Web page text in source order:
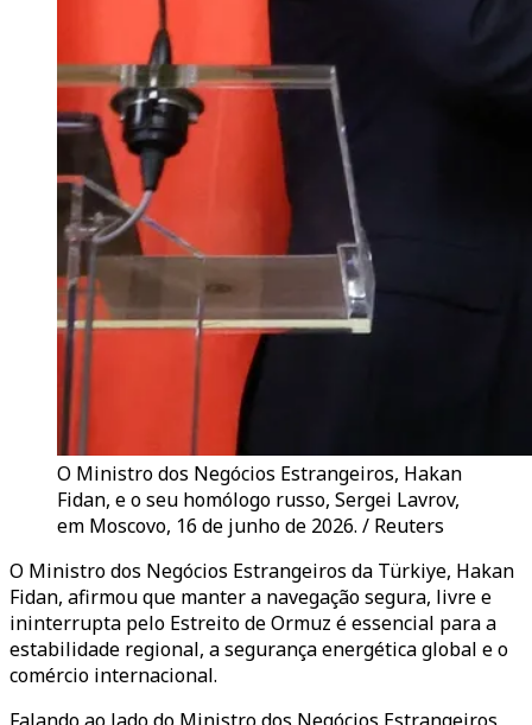
O Ministro dos Negócios Estrangeiros, Hakan
Fidan, e o seu homólogo russo, Sergei Lavrov,
em Moscovo, 16 de junho de 2026. / Reuters
O Ministro dos Negócios Estrangeiros da Türkiye, Hakan
Fidan, afirmou que manter a navegação segura, livre e
ininterrupta pelo Estreito de Ormuz é essencial para a
estabilidade regional, a segurança energética global e o
comércio internacional.